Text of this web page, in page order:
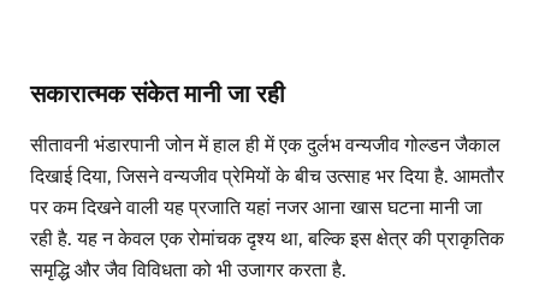
सकारात्मक संकेत मानी जा रही
सीतावनी भंडारपानी जोन में हाल ही में एक दुर्लभ वन्यजीव गोल्डन जैकाल
दिखाई दिया, जिसने वन्यजीव प्रेमियों के बीच उत्साह भर दिया है. आमतौर
पर कम दिखने वाली यह प्रजाति यहां नजर आना खास घटना मानी जा
रही है. यह न केवल एक रोमांचक दृश्य था, बल्कि इस क्षेत्र की प्राकृतिक
समृद्धि और जैव विविधता को भी उजागर करता है.